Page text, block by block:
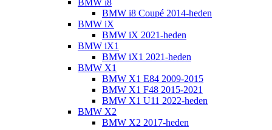
BMW i8
BMW i8 Coupé 2014-heden
BMW iX
BMW iX 2021-heden
BMW iX1
BMW iX1 2021-heden
BMW X1
BMW X1 E84 2009-2015
BMW X1 F48 2015-2021
BMW X1 U11 2022-heden
BMW X2
BMW X2 2017-heden